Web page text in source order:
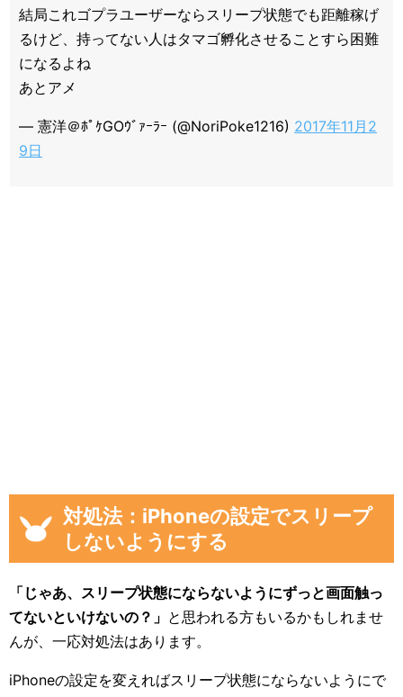
結局これゴプラユーザーならスリープ状態でも距離稼げ
るけど、持ってない人はタマゴ孵化させることすら困難
になるよね
あとアメ
— 憲洋＠ﾎﾟｹGOｳﾞｧｰﾗｰ (@NoriPoke1216) 2017年11月2
9日
対処法：iPhoneの設定でスリープ
しないようにする
「じゃあ、スリープ状態にならないようにずっと画面触っ
てないといけないの？」 と思われる方もいるかもしれませ
んが、一応対処法はあります。
iPhoneの設定を変えればスリープ状態にならないようにで